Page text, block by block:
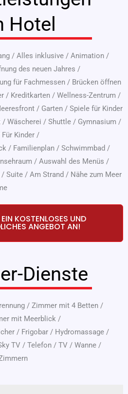
Hotel
/ Alles inklusive / Animation /
des neuen Jahres /
für Fachmessen / Brücken öffnen
/ Kreditkarten / Wellness-Zentrum /
/ Garten / Spiele für Kinder
/ Wäscherei / Shuttle / Gymnasium /
Für Kinder /
/ Familienplan / Schwimmbad /
/ Auswahl des Menüs /
/ Suite / Am Strand / Nähe zum Meer
KOSTENLOSES UND
ANGEBOT AN!
Dienste
/ Zimmer mit 4 Betten /
mit Meerblick /
/ Frigobar / Hydromassage /
TV / Telefon / TV / Wanne /